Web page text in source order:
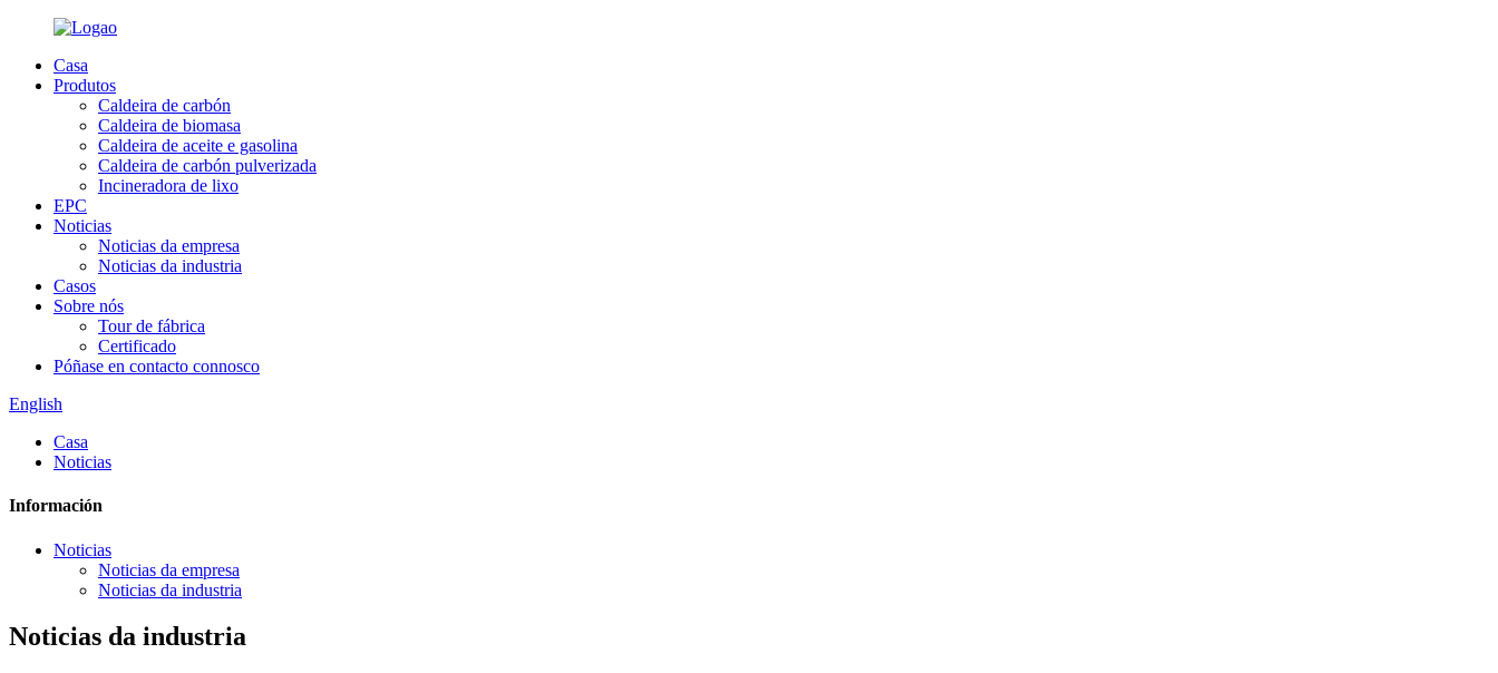
Casa
Produtos
Caldeira de carbón
Caldeira de biomasa
Caldeira de aceite e gasolina
Caldeira de carbón pulverizada
Incineradora de lixo
EPC
Noticias
Noticias da empresa
Noticias da industria
Casos
Sobre nós
Tour de fábrica
Certificado
Póñase en contacto connosco
English
Casa
Noticias
Información
Noticias
Noticias da empresa
Noticias da industria
Noticias da industria